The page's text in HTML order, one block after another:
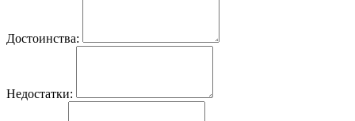
Достоинства:
Недостатки: